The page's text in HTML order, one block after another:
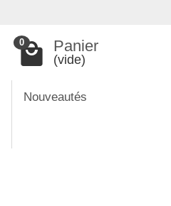
0 Panier
(vide)
Nouveautés